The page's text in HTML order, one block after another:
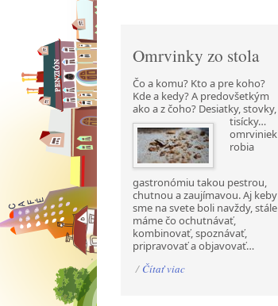
Omrvinky zo stola
Čo a komu? Kto a pre koho?
Kde a kedy? A predovšetkým
ako a z čoho? Desiatky, stovky,
tisícky…
omrviniek
robia
gastronómiu takou pestrou,
chutnou a zaujímavou. Aj keby
sme na svete boli navždy, stále
máme čo ochutnávať,
kombinovať, spoznávať,
pripravovať a objavovať…
/ Čítať viac